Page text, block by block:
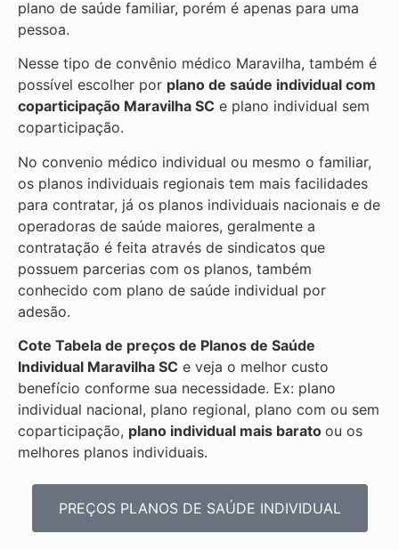
plano de saúde familiar, porém é apenas para uma
pessoa.
Nesse tipo de convênio médico Maravilha, também é
possível escolher por plano de saúde individual com
coparticipação Maravilha SC e plano individual sem
coparticipação.
No convenio médico individual ou mesmo o familiar,
os planos individuais regionais tem mais facilidades
para contratar, já os planos individuais nacionais e de
operadoras de saúde maiores, geralmente a
contratação é feita através de sindicatos que
possuem parcerias com os planos, também
conhecido com plano de saúde individual por
adesão.
Cote Tabela de preços de Planos de Saúde
Individual Maravilha SC e veja o melhor custo
benefício conforme sua necessidade. Ex: plano
individual nacional, plano regional, plano com ou sem
coparticipação, plano individual mais barato ou os
melhores planos individuais.
PREÇOS PLANOS DE SAÚDE INDIVIDUAL